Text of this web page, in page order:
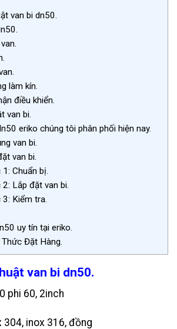
van bi dn50.
làm kín.
điều khiển.
van bi.
eriko chúng tôi phân phối hiện nay.
van bi.
van bi.
Chuẩn bị.
Lắp đặt van bi.
Kiểm tra.
uy tín tại eriko.
Đặt Hàng.
van bi dn50.
phi 60, 2inch
304, inox 316, đồng